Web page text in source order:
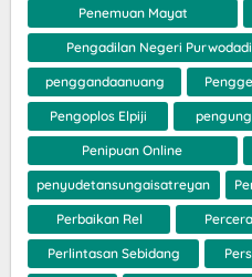
Penemuan Mayat
Pengadilan Negeri Purwodadi
penggandaanuang
Pengoplos Elpiji
Penipuan Online
penyudetansungaisatreyan
Perbaikan Rel
Perlintasan Sebidang